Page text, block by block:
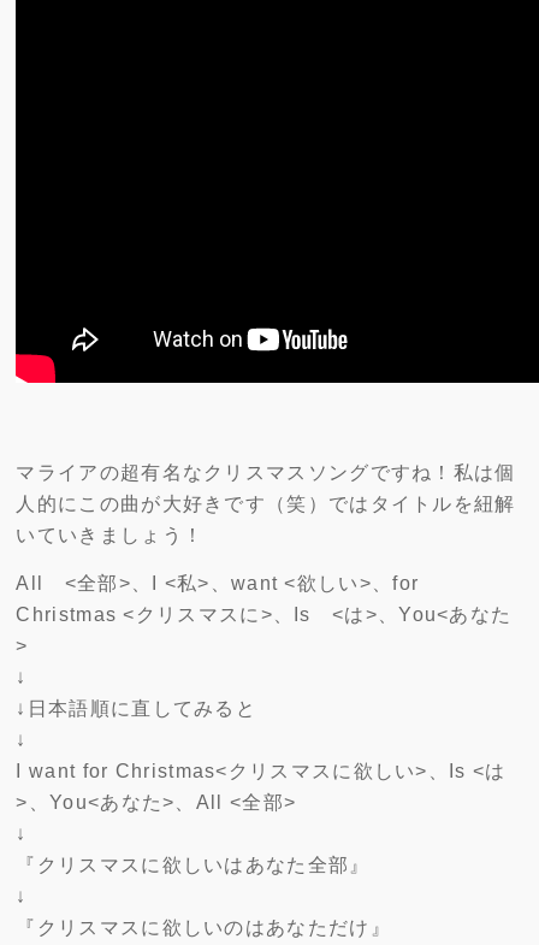
マライアの超有名なクリスマスソングですね！私は個
人的にこの曲が大好きです（笑）ではタイトルを紐解
いていきましょう！
All <全部>、I <私>、want <欲しい>、for
Christmas <クリスマスに>、Is <は>、You<あなた
>
↓
↓日本語順に直してみると
↓
I want for Christmas<クリスマスに欲しい>、Is <は
>、You<あなた>、All <全部>
↓
『クリスマスに欲しいはあなた全部』
↓
『クリスマスに欲しいのはあなただけ』